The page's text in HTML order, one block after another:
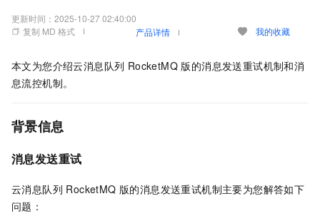
更新时间： 2025-10-27 02:40:00
复制 MD 格式
产品详情 我的收藏
本文为您介绍云消息队列 RocketMQ 版的消息发送重试机制和消
息流控机制。
背景信息
消息发送重试
云消息队列 RocketMQ 版的消息发送重试机制主要为您解答如下
问题：